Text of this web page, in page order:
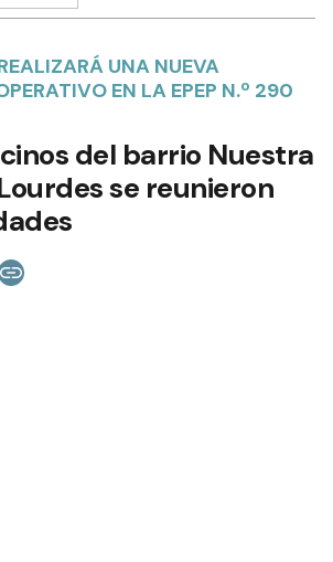
UNA NUEVA
EN LA EPEP N.º 290
del barrio Nuestra
se reunieron